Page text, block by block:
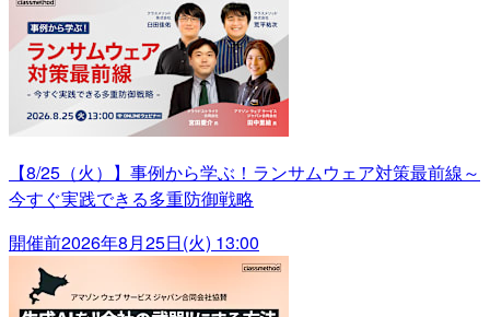
【8/25（火）】事例から学ぶ！ランサムウェア対策最前線～
今すぐ実践できる多重防御戦略
開催前2026年8月25日(火) 13:00